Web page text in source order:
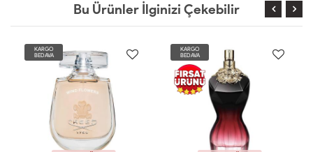
Bu Ürünler İlginizi Çekebilir
KARGO
BEDAVA
KARGO
BEDAVA